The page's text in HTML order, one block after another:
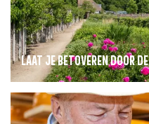
LAAT JE BETOVEREN DOOR
t
j
e
b
e
t
O